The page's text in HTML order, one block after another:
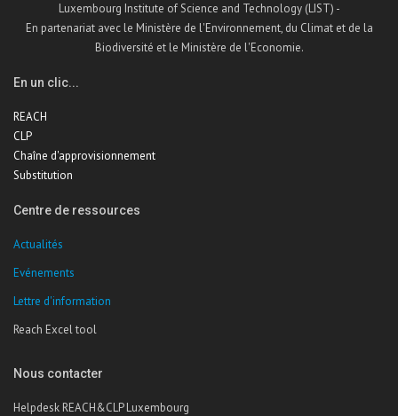
Luxembourg Institute of Science and Technology (LIST) -
En partenariat avec le Ministère de l'Environnement, du Climat et de la
Biodiversité et le Ministère de l'Economie.
En un clic...
REACH
CLP
Chaîne d'approvisionnement
Substitution
Centre de ressources
Actualités
Evénements
Lettre d'information
Reach Excel tool
Nous contacter
Helpdesk REACH&CLP Luxembourg